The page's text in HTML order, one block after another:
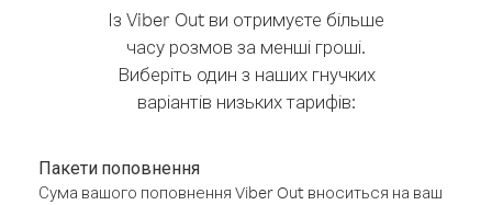
Із Viber Out ви отримуєте більше
часу розмов за менші гроші.
Виберіть один з наших гнучких
варіантів низьких тарифів:
Пакети поповнення
Сума вашого поповнення Viber Out вноситься на ваш